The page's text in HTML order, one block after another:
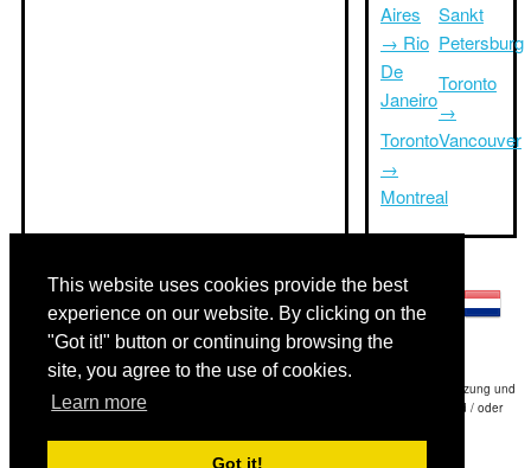
This website uses cookies provide the best
experience on our website. By clicking on the
"Got it!" button or continuing browsing the
site, you agree to the use of cookies.
Learn more
Got it!
Aires
→ Rio
De
Janeiro
Toronto
→
Montreal
Sankt
Petersburg
Toronto
→
Vancouver
Haftungsausschluss: Die Informationen auf dieser Website ist unsere beste Schätzung und
für nur Ihre Referenz.Triptimeto.com haftet nicht für jede Reise Verzögerung und / oder